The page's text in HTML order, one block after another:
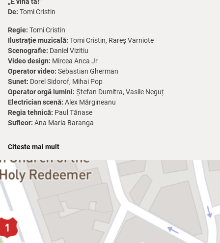
„E vina ta!”
De: Tomi Cristin
Regie: Tomi Cristin
Ilustrație muzicală: Tomi Cristin, Rareș Varniote
Scenografie: Daniel Vizitiu
Video design: Mircea Anca Jr
Operator video: Sebastian Gherman
Sunet: Dorel Sidorof, Mihai Pop
Operator orgă lumini: Ștefan Dumitra, Vasile Neguț
Electrician scenă: Alex Mărgineanu
Regia tehnică: Paul Tănase
Sufleor: Ana Maria Baranga
„E vina ta!” este un spectacol care pune în lumină complexitatea și
conflictele interioare ale unei lumi a vedetelor și a celor care trăiesc
în umbra acestora. Viața unui cunoscut cântăreț de hip-hop,
Dinu
este marcată de lupte interioare și externe, cu părinți celebri și o
lume a cerințelor publicului care îi lasă puțin loc pentru a respira.
Acest spectacol dinamizat de muzică și cânt, adesea cu o vibrație
de concert de hip-hop, ne poartă prin momente din trecutul și
prezentul personajului, făcându-ne martori ai căutării sale disperate
de sens.
Citeste mai mult